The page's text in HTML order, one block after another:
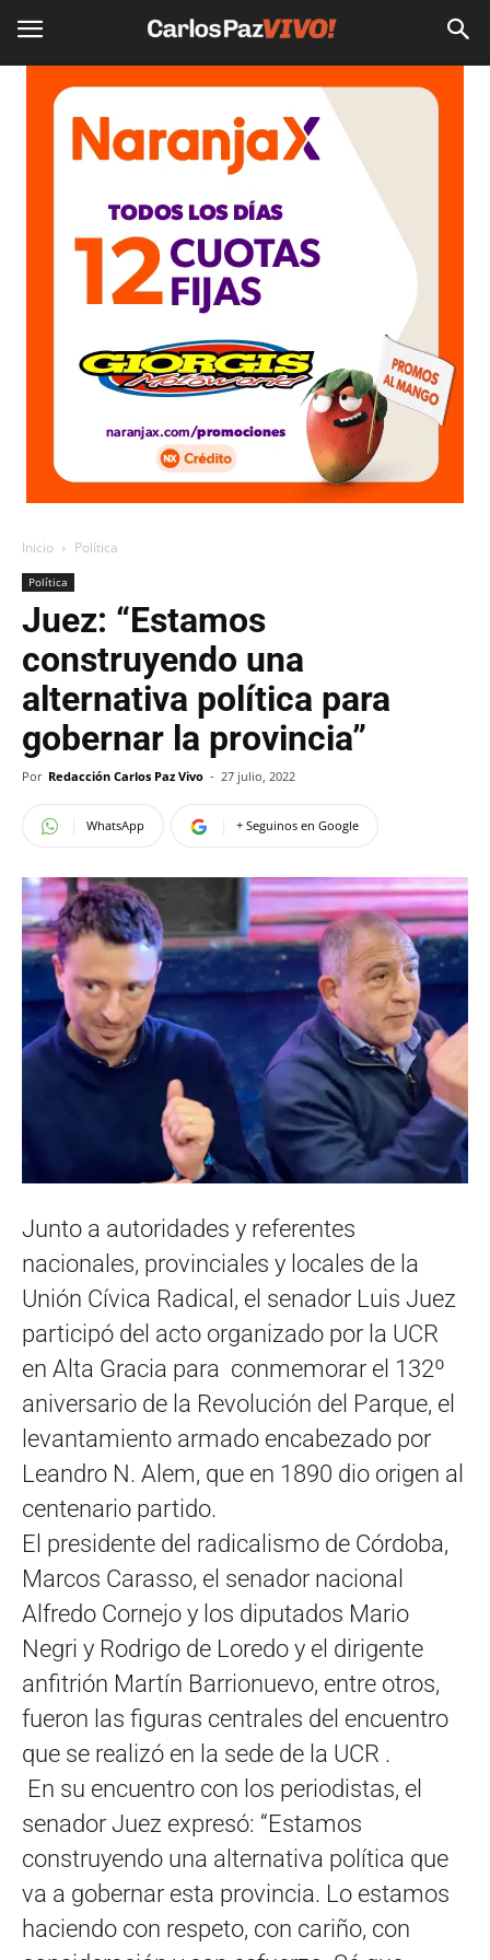
Inicio Política
Política
Juez: “Estamos
construyendo una
alternativa política para
gobernar la provincia”
Por Redacción Carlos Paz Vivo - 27 julio, 2022
WhatsApp + Seguinos en Google
Junto a autoridades y referentes
nacionales, provinciales y locales de la
Unión Cívica Radical, el senador Luis Juez
participó del acto organizado por la UCR
en Alta Gracia para conmemorar el 132º
aniversario de la Revolución del Parque, el
levantamiento armado encabezado por
Leandro N. Alem, que en 1890 dio origen al
centenario partido.
El presidente del radicalismo de Córdoba,
Marcos Carasso, el senador nacional
Alfredo Cornejo y los diputados Mario
Negri y Rodrigo de Loredo y el dirigente
anfitrión Martín Barrionuevo, entre otros,
fueron las figuras centrales del encuentro
que se realizó en la sede de la UCR .
En su encuentro con los periodistas, el
senador Juez expresó: “Estamos
construyendo una alternativa política que
va a gobernar esta provincia. Lo estamos
haciendo con respeto, con cariño, con